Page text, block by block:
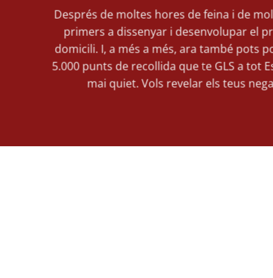
Després de moltes hores de feina i de
primers a dissenyar i desenvolupar el
domicili. I, a més a més, ara també pots
5.000 punts de recollida que te GLS a tot
mai quiet. Vols revelar els teus